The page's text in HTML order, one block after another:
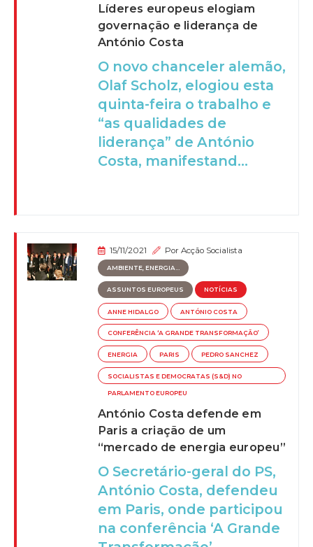
Líderes europeus elogiam
governação e liderança de
António Costa
O novo chanceler alemão,
Olaf Scholz, elogiou esta
quinta-feira o trabalho e
“as qualidades de
liderança” de António
Costa, manifestand...
15/11/2021 PorAcção Socialista
AMBIENTE, ENERGIA...
ASSUNTOS EUROPEUS NOTÍCIAS
ANNE HIDALGO ANTÓNIO COSTA
CONFERÊNCIA ‘A GRANDE TRANSFORMAÇÃO’
ENERGIA PARIS PEDRO SANCHEZ
SOCIALISTAS E DEMOCRATAS (S&D) NO
PARLAMENTO EUROPEU
António Costa defende em
Paris a criação de um
“mercado de energia europeu”
O Secretário-geral do PS,
António Costa, defendeu
em Paris, onde participou
na conferência ‘A Grande